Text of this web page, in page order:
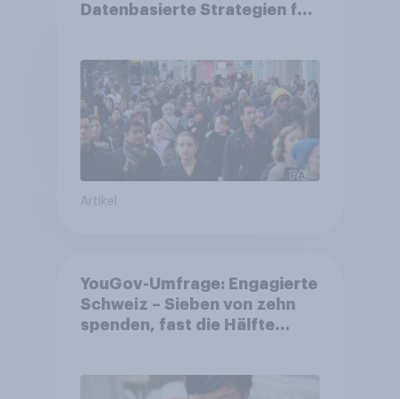
Datenbasierte Strategien für
Artikel
YouGov-Umfrage: Engagierte
Schweiz – Sieben von zehn
spenden, fast die Hälfte